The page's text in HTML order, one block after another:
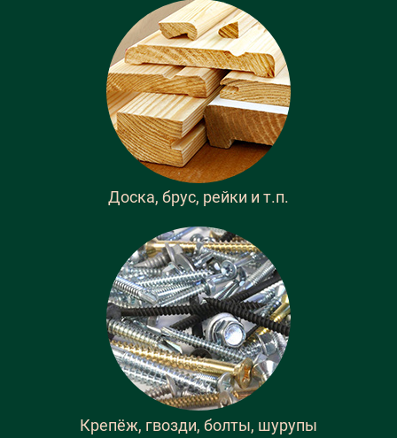
Доска, брус, рейки и т.п.
Крепёж, гвозди, болты, шурупы